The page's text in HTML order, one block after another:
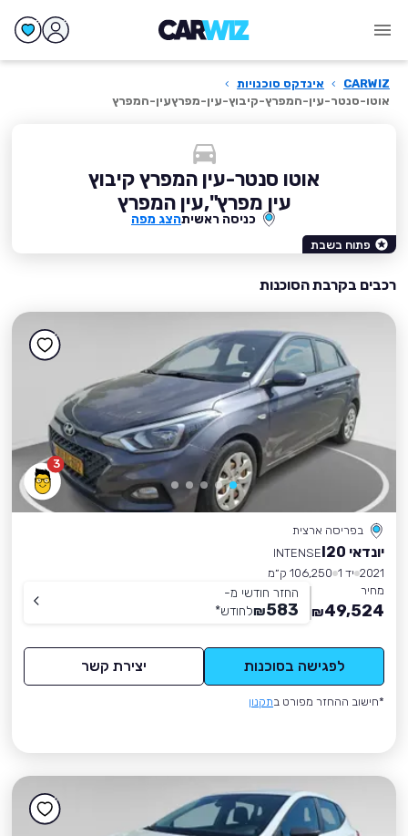
CARWIZ
› אינדקס סוכנויות ›
אוטו-סנטר-עין-המפרץ-קיבוץ-עין-מפרץעין-המפרץ
אוטו סנטר-עין המפרץ קיבוץ
עין מפרץ",עין המפרץ
כניסה ראשיתהצג מפה
פתוח בשבת
רכבים בקרבת הסוכנות
3
בפריסה ארצית
יונדאי I20
INTENSE
2021 יד 1
106,250 ק״מ
מחיר
49,524
₪
החזר חודשי מ-
583
₪לחודש*
לפגישה בסוכנות יצירת קשר
*חישוב ההחזר מפורט בתקנון